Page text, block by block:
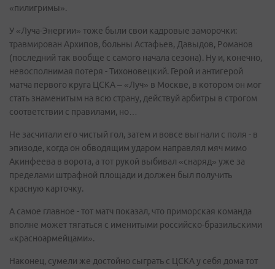
«пилигримы».
У «Луча-Энергии» тоже были свои кадровые заморочки:
травмирован Архипов, больны Астафьев, Давыдов, Романов
(последний так вообще с самого начала сезона). Ну и, конечно,
невосполнимая потеря - Тихоновецкий. Герой и антигерой
матча первого круга ЦСКА – «Луч» в Москве, в котором он мог
стать знаменитым на всю страну, действуй арбитры в строгом
соответствии с правилами, но…
Не засчитали его чистый гол, затем и вовсе выгнали с поля - в
эпизоде, когда он обводящим ударом направлял мяч мимо
Акинфеева в ворота, а тот рукой выбивал «снаряд» уже за
пределами штрафной площади и должен был получить
красную карточку.
А самое главное - тот матч показал, что приморская команда
вполне может тягаться с именитыми российско-бразильскими
«красноармейцами».
Наконец, сумели же достойно сыграть с ЦСКА у себя дома тот